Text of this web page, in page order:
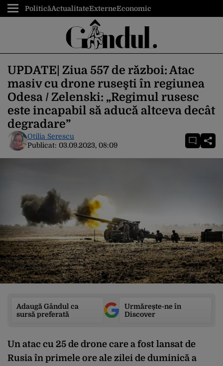
PoliticăActualitateExterneEconomic
UPDATE| Ziua 557 de război: Atac
masiv cu drone ruseşti în regiunea
Odesa / Zelenski: „Regimul rusesc
este incapabil să aducă altceva decât
degradare”
Otilia Serescu
Publicat: 03.09.2023, 08:09
Adaugă Gândul ca
sursă preferată
Urmărește-ne în
Discover
Un atac cu 25 de drone care a fost lansat de
Rusia în primele ore ale zilei de duminică a